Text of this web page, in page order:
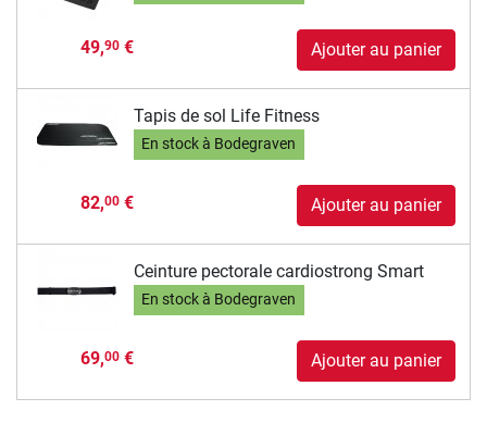
49,90€ Ajouter au panier
Tapis de sol Life Fitness
En stock à Bodegraven
82,00€ Ajouter au panier
Ceinture pectorale cardiostrong Smart
En stock à Bodegraven
69,00€ Ajouter au panier